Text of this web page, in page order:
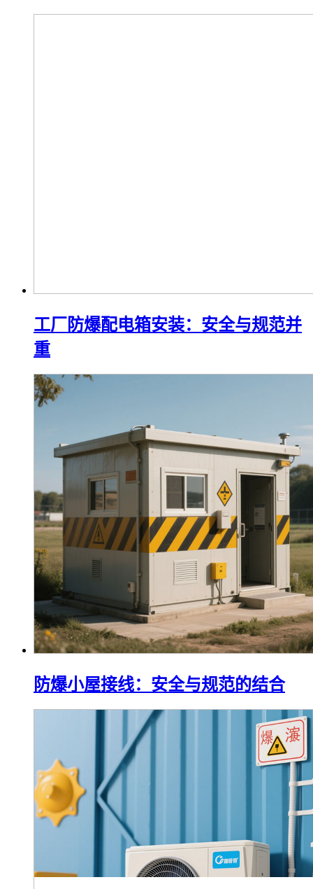
工厂防爆配电箱安装：安全与规范并
重
防爆小屋接线：安全与规范的结合